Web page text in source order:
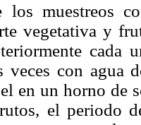
los muestreos
vegetativa y
cada
veces con agua
en un horno de
el periodo